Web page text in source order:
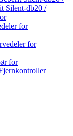
Silent-db20 /
for
for
for